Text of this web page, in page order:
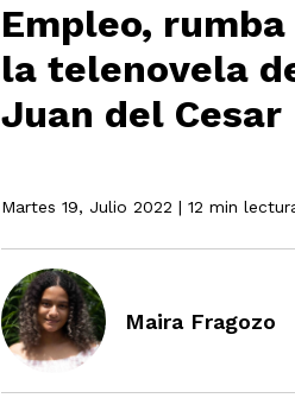
Empleo,
la telenovela
Juan del Cesar
Martes 19, Julio 2022 | 12 min
Maira Fragozo